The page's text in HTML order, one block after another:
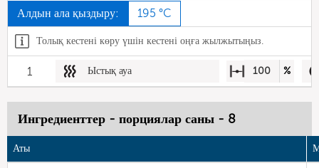
Алдын ала қыздыру: 195 °C
Толық кестені көру үшін кестені оңға жылжытыңыз.
1 Ыстық ауа 100 %
Ингредиенттер - порциялар саны - 8
Аты